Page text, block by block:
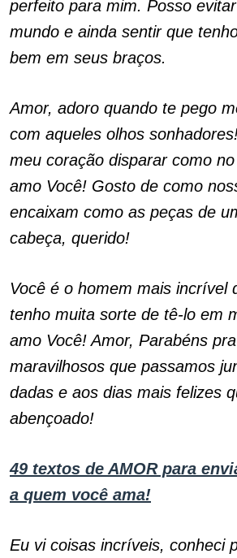
perfeito para mim. Posso
mundo e ainda sentir que
bem em seus braços.
Amor, adoro quando te pego
com aqueles olhos
meu coração disparar como
amo Você! Gosto de como
encaixam como as peças de
cabeça, querido!
Você é o homem mais incrível
tenho muita sorte de tê-lo em
amo Você! Amor, Parabéns
maravilhosos que passamos
dadas e aos dias mais felizes
abençoado!
49 textos de AMOR para
a quem você ama!
Eu vi coisas incríveis, conheci